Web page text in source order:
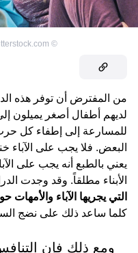
©
من المفترض أن توفر هذه
لديهم أطفال أصغر يميلون
للمسارعة إلى إطفاء كل
البعض. فلا يجب على الآباء
يعني بالطبع أنه يجب على
الأبناء مطلقاً. وقد وجدت
التي يجريها الآباء
كلما ساعد ذلك على نضج
ومع ذلك فإن